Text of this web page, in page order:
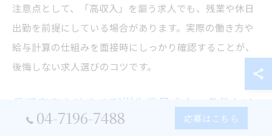
注意点として、「高収入」を謳う求人でも、残業や休日
出勤を前提にしている場合があります。実際の働き方や
給与計算の仕組みを面接時にしっかり確認することが、
後悔しない求人選びのコツです。
長期安定を叶える現場作業員求人の条件とは
千葉県流山市で長期安定を実現する現場作業員求人に
04-7196-7488 応募はこちら